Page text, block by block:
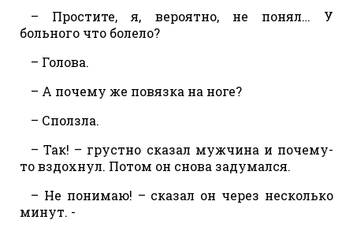
– Простите, я, вероятно, не понял… У
больного что болело?
– Голова.
– А почему же повязка на ноге?
– Сползла.
– Так! – грустно сказал мужчина и почему-
то вздохнул. Потом он снова задумался.
– Не понимаю! – сказал он через несколько
минут. -